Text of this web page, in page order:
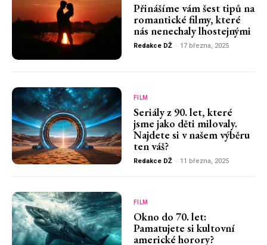
Přinášíme vám šest tipů na
romantické filmy, které
nás nenechaly lhostejnými
Redakce DŽ - 17 března, 2025
FILM
Seriály z 90. let, které
jsme jako děti milovaly.
Najdete si v našem výběru
ten váš?
Redakce DŽ - 11 března, 2025
FILM
Okno do 70. let:
Pamatujete si kultovní
americké horory?